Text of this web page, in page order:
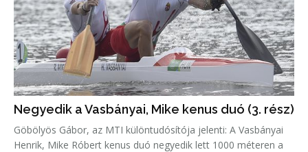
Negyedik a Vasbányai, Mike kenus duó (3. rész)
Göbölyös Gábor, az MTI különtudósítója jelenti: A Vasbányai
Henrik, Mike Róbert kenus duó negyedik lett 1000 méteren a